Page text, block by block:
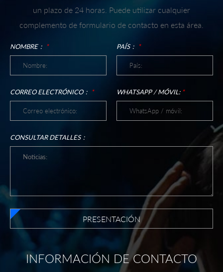
un plazo de 24 horas. Puede utilizar cualquier
complemento de formulario de contacto en esta área.
NOMBRE： * PAÍS： *
CORREO ELECTRÓNICO： * WHATSAPP / MÓVIL: *
CONSULTAR DETALLES：
PRESENTACIÓN
INFORMACIÓN DE CONTACTO